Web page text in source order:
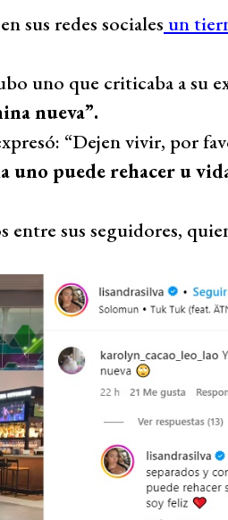
sus redes sociales un
uno que criticaba a su
nueva”.
“Dejen vivir, por
uno puede rehacer u
entre sus seguidores,